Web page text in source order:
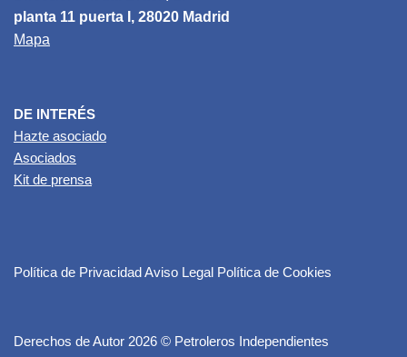
planta 11 puerta I, 28020 Madrid
Mapa
DE INTERÉS
Hazte asociado
Asociados
Kit de prensa
Política de PrivacidadAviso Legal Política de Cookies
Derechos de Autor 2026 © Petroleros Independientes